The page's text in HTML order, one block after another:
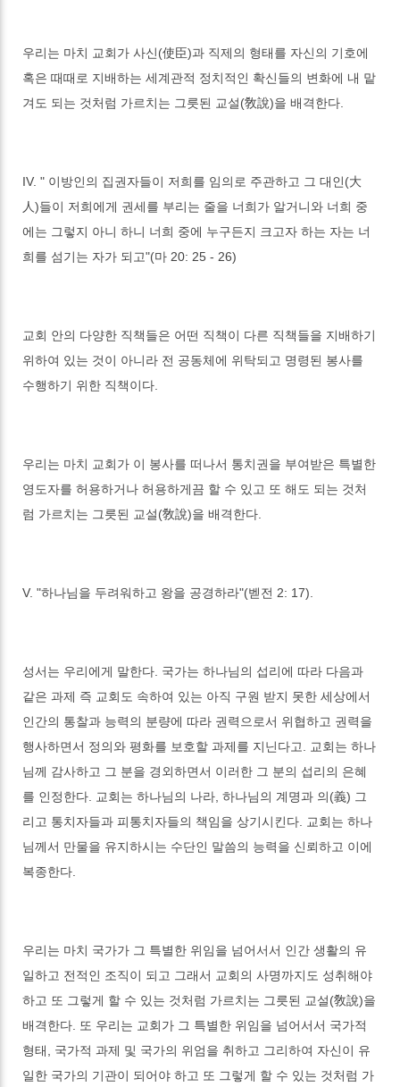
우리는 마치 교회가 사신(使臣)과 직제의 형태를 자신의 기호에
혹은 때때로 지배하는 세계관적 정치적인 확신들의 변화에 내 맡
겨도 되는 것처럼 가르치는 그릇된 교설(敎說)을 배격한다.
IV. " 이방인의 집권자들이 저희를 임의로 주관하고 그 대인(大
人)들이 저희에게 권세를 부리는 줄을 너희가 알거니와 너희 중
에는 그렇지 아니 하니 너희 중에 누구든지 크고자 하는 자는 너
희를 섬기는 자가 되고"(마 20: 25 - 26)
교회 안의 다양한 직책들은 어떤 직책이 다른 직책들을 지배하기
위하여 있는 것이 아니라 전 공동체에 위탁되고 명령된 봉사를
수행하기 위한 직책이다.
우리는 마치 교회가 이 봉사를 떠나서 통치권을 부여받은 특별한
영도자를 허용하거나 허용하게끔 할 수 있고 또 해도 되는 것처
럼 가르치는 그릇된 교설(敎說)을 배격한다.
V. "하나님을 두려워하고 왕을 공경하라"(벧전 2: 17).
성서는 우리에게 말한다. 국가는 하나님의 섭리에 따라 다음과
같은 과제 즉 교회도 속하여 있는 아직 구원 받지 못한 세상에서
인간의 통찰과 능력의 분량에 따라 권력으로서 위협하고 권력을
행사하면서 정의와 평화를 보호할 과제를 지닌다고. 교회는 하나
님께 감사하고 그 분을 경외하면서 이러한 그 분의 섭리의 은혜
를 인정한다. 교회는 하나님의 나라, 하나님의 계명과 의(義) 그
리고 통치자들과 피통치자들의 책임을 상기시킨다. 교회는 하나
님께서 만물을 유지하시는 수단인 말씀의 능력을 신뢰하고 이에
복종한다.
우리는 마치 국가가 그 특별한 위임을 넘어서서 인간 생활의 유
일하고 전적인 조직이 되고 그래서 교회의 사명까지도 성취해야
하고 또 그렇게 할 수 있는 것처럼 가르치는 그릇된 교설(敎說)을
배격한다. 또 우리는 교회가 그 특별한 위임을 넘어서서 국가적
형태, 국가적 과제 및 국가의 위엄을 취하고 그리하여 자신이 유
일한 국가의 기관이 되어야 하고 또 그렇게 할 수 있는 것처럼 가